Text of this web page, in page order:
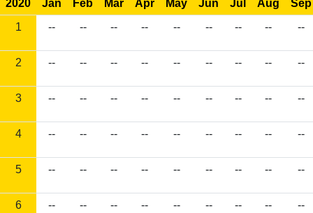
2020 Jan Feb Mar Apr May Jun Jul Aug
Sep
1
-- -- -- -- -- -- -- -- --
2 -- -- -- -- -- -- -- -- --
3 -- -- -- -- -- -- -- -- --
4 -- -- -- -- -- -- -- -- --
5 -- -- -- -- -- -- -- -- --
6 -- -- -- -- -- -- -- -- --